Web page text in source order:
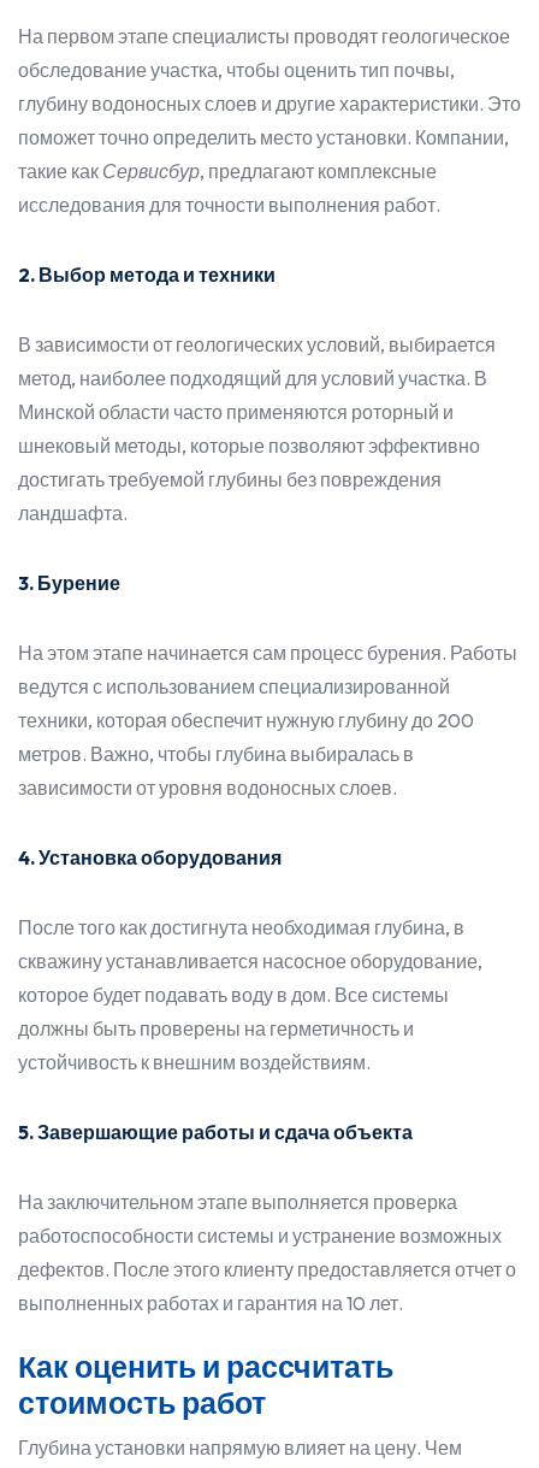
На первом этапе специалисты проводят геологическое
обследование участка, чтобы оценить тип почвы,
глубину водоносных слоев и другие характеристики. Это
поможет точно определить место установки. Компании,
такие как Сервисбур, предлагают комплексные
исследования для точности выполнения работ.
2. Выбор метода и техники
В зависимости от геологических условий, выбирается
метод, наиболее подходящий для условий участка. В
Минской области часто применяются роторный и
шнековый методы, которые позволяют эффективно
достигать требуемой глубины без повреждения
ландшафта.
3. Бурение
На этом этапе начинается сам процесс бурения. Работы
ведутся с использованием специализированной
техники, которая обеспечит нужную глубину до 200
метров. Важно, чтобы глубина выбиралась в
зависимости от уровня водоносных слоев.
4. Установка оборудования
После того как достигнута необходимая глубина, в
скважину устанавливается насосное оборудование,
которое будет подавать воду в дом. Все системы
должны быть проверены на герметичность и
устойчивость к внешним воздействиям.
5. Завершающие работы и сдача объекта
На заключительном этапе выполняется проверка
работоспособности системы и устранение возможных
дефектов. После этого клиенту предоставляется отчет о
выполненных работах и гарантия на 10 лет.
Как оценить и рассчитать
стоимость работ
Глубина установки напрямую влияет на цену. Чем